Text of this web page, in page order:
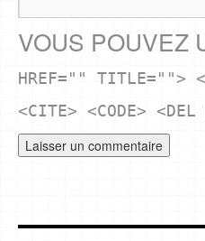
VOUS POUVEZ
HREF="" TITLE="">
<CITE> <CODE>